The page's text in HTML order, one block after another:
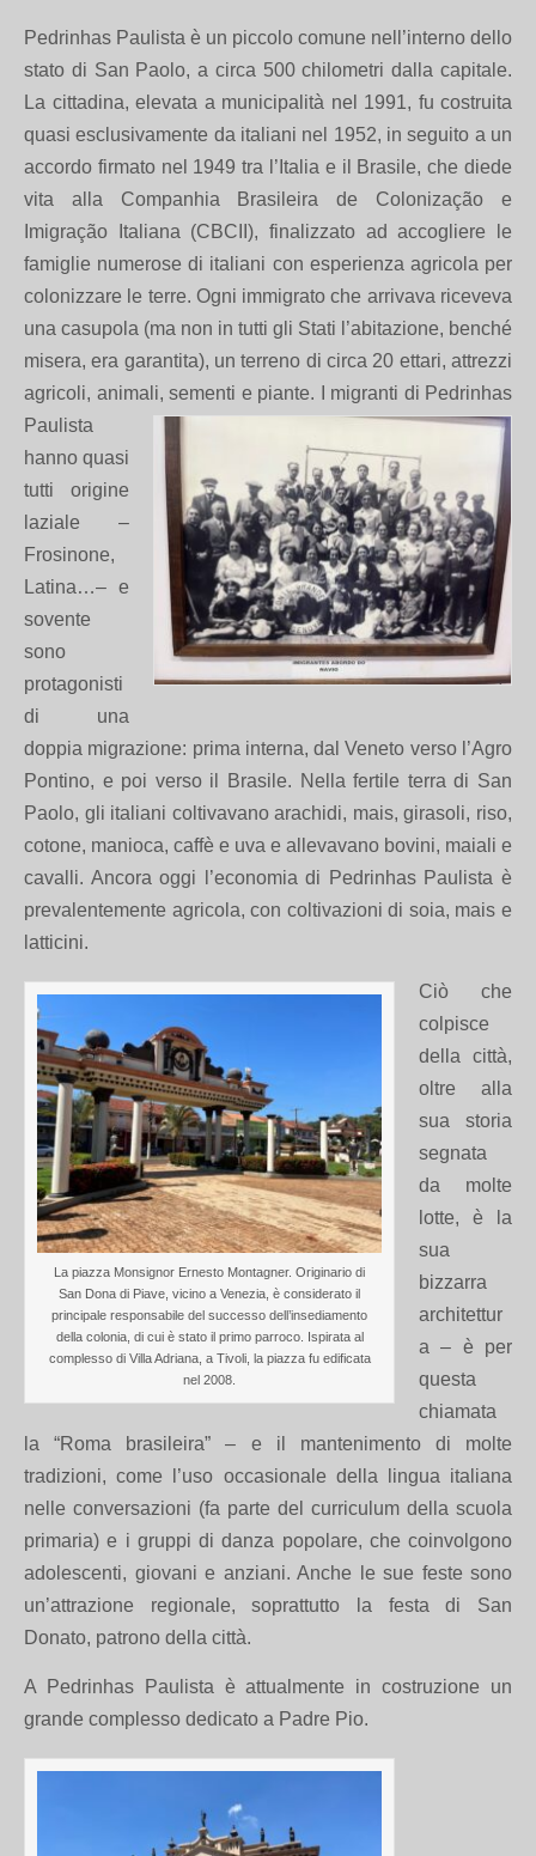
Pedrinhas Paulista è un piccolo comune nell’interno dello
stato di San Paolo, a circa 500 chilometri dalla capitale.
La cittadina, elevata a municipalità nel 1991, fu costruita
quasi esclusivamente da italiani nel 1952, in seguito a un
accordo firmato nel 1949 tra l’Italia e il Brasile, che diede
vita alla Companhia Brasileira de Colonização e
Imigração Italiana (CBCII), finalizzato ad accogliere le
famiglie numerose di italiani con esperienza agricola per
colonizzare le terre. Ogni immigrato che arrivava riceveva
una casupola (ma non in tutti gli Stati l’abitazione, benché
misera, era garantita), un terreno di circa 20 ettari, attrezzi
agricoli, animali, sementi e piante.
I migranti di Pedrinhas
Paulista
hanno quasi
tutti origine
laziale –
Frosinone,
Latina…– e
sovente
sono
protagonisti
di una
doppia migrazione: prima interna, dal Veneto verso l’Agro
Pontino, e poi verso il Brasile. Nella fertile terra di San
Paolo, gli italiani coltivavano arachidi, mais, girasoli, riso,
cotone, manioca, caffè e uva e allevavano bovini, maiali e
cavalli. Ancora oggi l’economia di Pedrinhas Paulista è
prevalentemente agricola, con coltivazioni di soia, mais e
latticini.
La piazza Monsignor Ernesto Montagner. Originario di
San Dona di Piave, vicino a Venezia, è considerato il
principale responsabile del successo dell’insediamento
della colonia, di cui è stato il primo parroco. Ispirata al
complesso di Villa Adriana, a Tivoli, la piazza fu edificata
nel 2008.
Ciò che
colpisce
della città,
oltre alla
sua storia
segnata
da molte
lotte, è la
sua
bizzarra
architettur
a – è per
questa
chiamata
la “Roma brasileira” – e il mantenimento di molte
tradizioni, come l’uso occasionale della lingua italiana
nelle conversazioni (fa parte del curriculum della scuola
primaria) e i gruppi di danza popolare, che coinvolgono
adolescenti, giovani e anziani. Anche le sue feste sono
un’attrazione regionale, soprattutto la festa di San
Donato, patrono della città.
A Pedrinhas Paulista è attualmente in costruzione un
grande complesso dedicato a Padre Pio.